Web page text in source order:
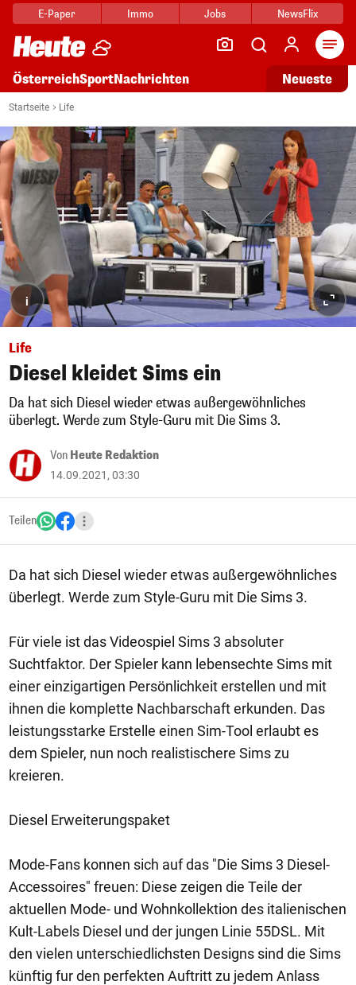
E-Paper Immo Jobs NewsFlix
ÖsterreichSportNachrichten Neueste
Startseite Life
i
Life
Diesel kleidet Sims ein
Da hat sich Diesel wieder etwas außergewöhnliches
überlegt. Werde zum Style-Guru mit Die Sims 3.
Von Heute Redaktion
14.09.2021, 03:30
Teilen
Da hat sich Diesel wieder etwas außergewöhnliches
überlegt. Werde zum Style-Guru mit Die Sims 3.
Für viele ist das Videospiel Sims 3 absoluter
Suchtfaktor. Der Spieler kann lebensechte Sims mit
einer einzigartigen Persönlichkeit erstellen und mit
ihnen die komplette Nachbarschaft erkunden. Das
leistungsstarke Erstelle einen Sim-Tool erlaubt es
dem Spieler, nun noch realistischere Sims zu
kreieren.
Diesel Erweiterungspaket
Mode-Fans konnen sich auf das "Die Sims 3 Diesel-
Accessoires" freuen: Diese zeigen die Teile der
aktuellen Mode- und Wohnkollektion des italienischen
Kult-Labels Diesel und der jungen Linie 55DSL. Mit
den vielen unterschiedlichsten Designs sind die Sims
künftig fur den perfekten Auftritt zu jedem Anlass